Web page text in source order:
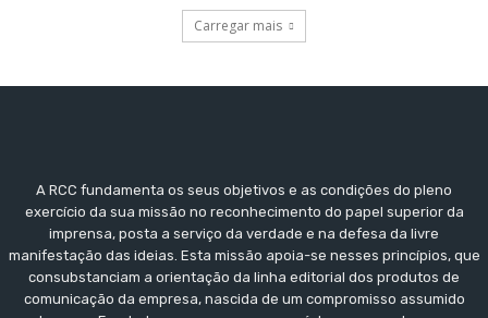
Carregar mais
A RCC fundamenta os seus objetivos e as condições do pleno
exercício da sua missão no reconhecimento do papel superior da
imprensa, posta a serviço da verdade e na defesa da livre
manifestação das ideias. Esta missão apoia-se nesses princípios, que
consubstanciam a orientação da linha editorial dos produtos de
comunicação da empresa, nascida de um compromisso assumido